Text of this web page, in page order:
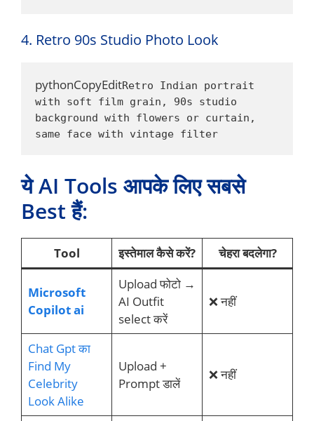
4. Retro 90s Studio Photo Look
pythonCopyEditRetro Indian portrait
with soft film grain, 90s studio
background with flowers or curtain,
same face with vintage filter
ये AI Tools आपके लिए सबसे
Best हैं:
Tool इस्तेमाल कैसे करें? चेहरा बदलेगा?
Microsoft
Copilot ai
Upload फोटो →
AI Outfit
select करें
❌ नहीं
Chat Gpt का
Find My
Celebrity
Look Alike
Upload +
Prompt डालें
❌ नहीं